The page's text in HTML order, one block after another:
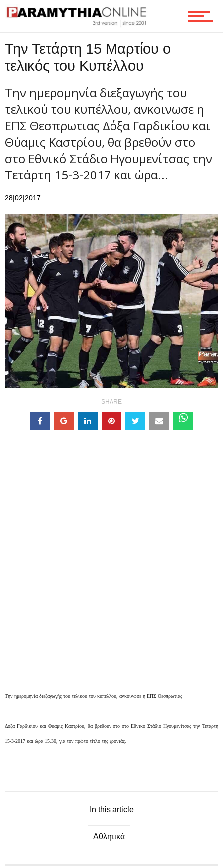
Οικονομία
Τεχνολογία
Ροή
Επικοινωνία
Την Τετάρτη 15 Μαρτίου ο
τελικός του Κυπέλλου
Την ημερομηνία διεξαγωγής του
τελικού του κυπέλλου, ανκοινωσε η
ΕΠΣ Θεσπρωτιας Δόξα Γαρδικίου και
Θύαμις Καστρίου, θα βρεθούν στο
στο Εθνικό Στάδιο Ηγουμενίτσας την
Τετάρτη 15-3-2017 και ώρα...
28|02|2017
SHARE
Την ημερομηνία διεξαγωγής του τελικού του κυπέλλου, ανκοινωσε η ΕΠΣ Θεσπρωτιας
Δόξα Γαρδικίου και Θύαμις Καστρίου, θα βρεθούν στοστο Εθνικό Στάδιο Ηγουμενίτσας την Τετάρτη
15-3-2017 και ώρα 15.30, για τον πρώτο τίτλο της χρονιάς.
In this article
Αθλητικά